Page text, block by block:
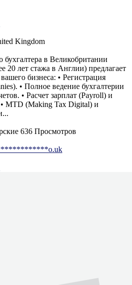
Kingdom
бухгалтера в Великобритании
20 лет стажа в Англии) предлагает
бизнеса: • Регистрация
• Полное ведение бухгалтерии
• Расчет зарплат (Payroll) и
MTD (Making Tax Digital) и
636 Просмотров